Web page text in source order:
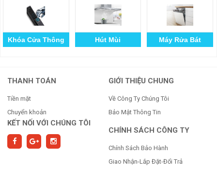
Khóa Cửa Thông
Hút Mùi Máy Rửa Bát
THANH TOÁN
Tiền mặt
Chuyển khoản
KẾT NỐI VỚI CHÚNG TÔI
GIỚI THIỆU CHUNG
Về Công Ty Chúng Tôi
Bảo Mật Thông Tin
CHÍNH SÁCH CÔNG TY
Chính Sách Bảo Hành
Giao Nhận-Lắp Đặt-Đổi Trả